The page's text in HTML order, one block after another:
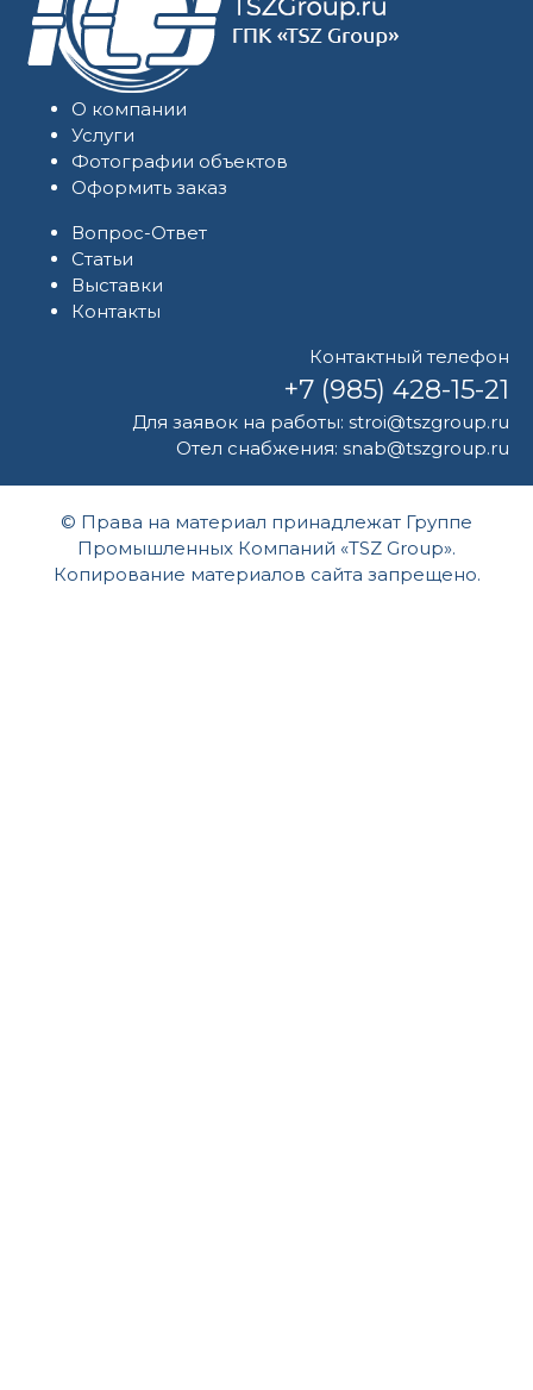
О компании
Услуги
Фотографии объектов
Оформить заказ
Вопрос-Ответ
Статьи
Выставки
Контакты
Контактный телефон
+7 (985) 428-15-21
Для заявок на работы: stroi@tszgroup.ru
Отел снабжения: snab@tszgroup.ru
© Права на материал принадлежат Группе
Промышленных Компаний «TSZ Group».
Копирование материалов сайта запрещено.